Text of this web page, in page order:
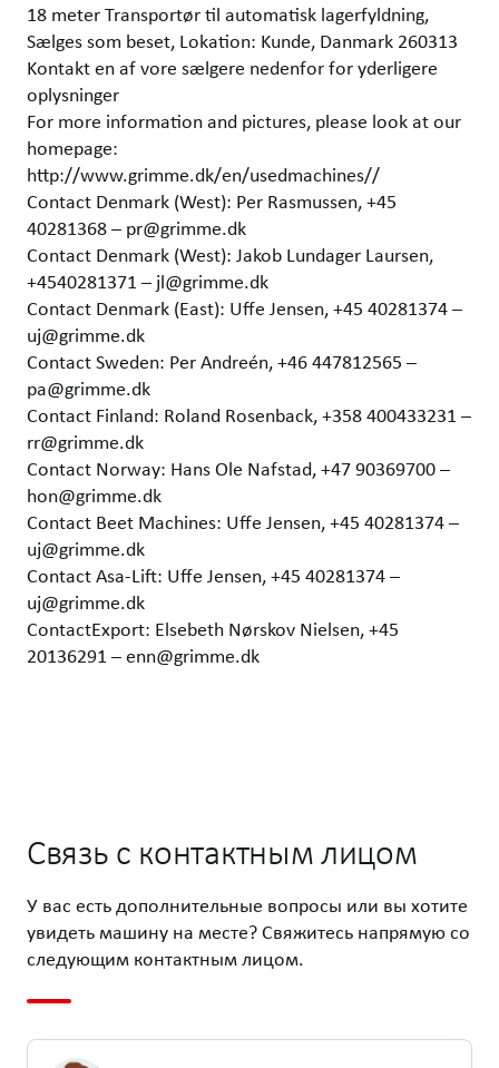
18 meter Transportør til automatisk lagerfyldning,
Sælges som beset, Lokation: Kunde, Danmark 260313
Kontakt en af vore sælgere nedenfor for yderligere
oplysninger
For more information and pictures, please look at our
homepage:
http://www.grimme.dk/en/usedmachines//
Contact Denmark (West): Per Rasmussen, +45
40281368 – pr@grimme.dk
Contact Denmark (West): Jakob Lundager Laursen,
+4540281371 – jl@grimme.dk
Contact Denmark (East): Uffe Jensen, +45 40281374 –
uj@grimme.dk
Contact Sweden: Per Andreén, +46 447812565 –
pa@grimme.dk
Contact Finland: Roland Rosenback, +358 400433231 –
rr@grimme.dk
Contact Norway: Hans Ole Nafstad, +47 90369700 –
hon@grimme.dk
Contact Beet Machines: Uffe Jensen, +45 40281374 –
uj@grimme.dk
Contact Asa-Lift: Uffe Jensen, +45 40281374 –
uj@grimme.dk
ContactExport: Elsebeth Nørskov Nielsen, +45
20136291 – enn@grimme.dk
Связь с контактным лицом
У вас есть дополнительные вопросы или вы хотите
увидеть машину на месте? Свяжитесь напрямую со
следующим контактным лицом.